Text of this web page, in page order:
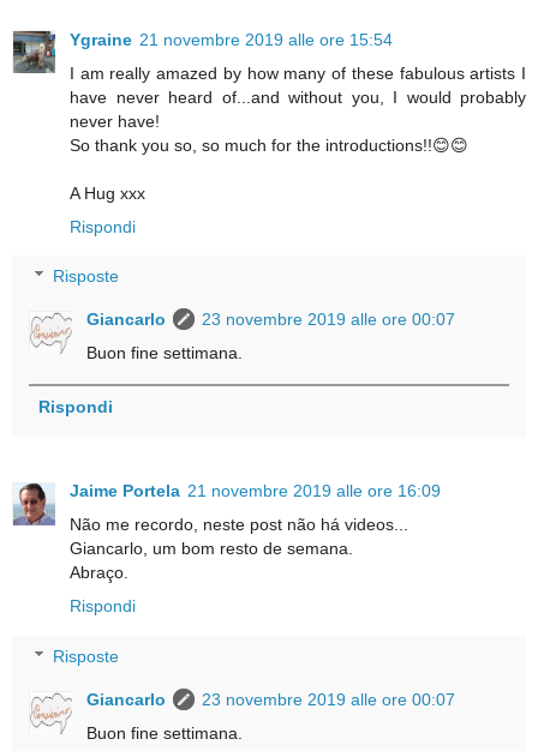
Ygraine 21 novembre 2019 alle ore 15:54
I am really amazed by how many of these fabulous artists I
have never heard of...and without you, I would probably
never have!
So thank you so, so much for the introductions!!😊😊
A Hug xxx
Rispondi
Risposte
Giancarlo
23 novembre 2019 alle ore 00:07
Buon fine settimana.
Rispondi
Jaime Portela 21 novembre 2019 alle ore 16:09
Não me recordo, neste post não há videos...
Giancarlo, um bom resto de semana.
Abraço.
Rispondi
Risposte
Giancarlo
23 novembre 2019 alle ore 00:07
Buon fine settimana.